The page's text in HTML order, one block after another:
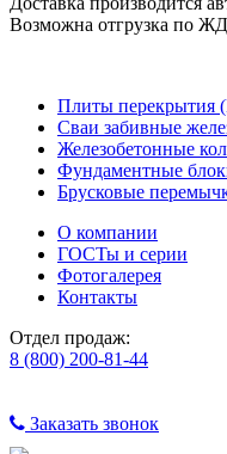
Возможна отгрузка по
Плиты перекрытия
Сваи забивные
Железобетонные
Фундаментные
Брусковые
О компании
ГОСТы и серии
Фотогалерея
Контакты
Отдел продаж:
8 (800) 200-81-44
Заказать звонок